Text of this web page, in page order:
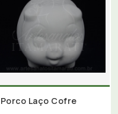
Porco Laço Cofre